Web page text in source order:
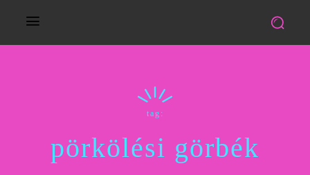
tag:
pörkölési görbék